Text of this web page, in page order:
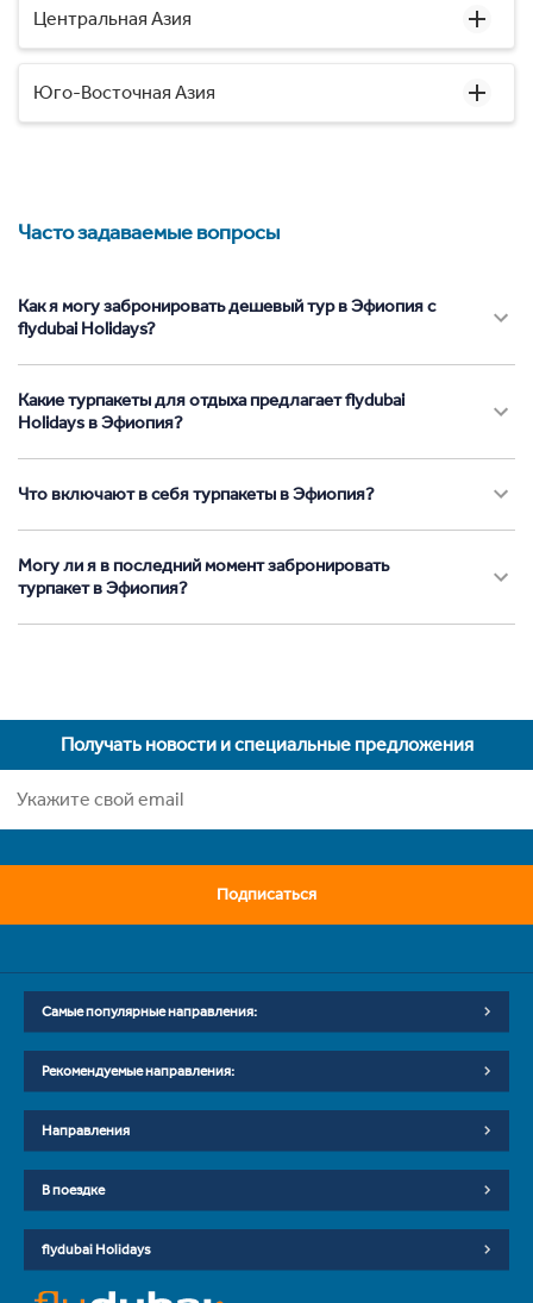
Центральная Азия
Юго-Восточная Азия
Часто задаваемые вопросы
Как я могу забронировать дешевый тур в Эфиопия с
flydubai Holidays?
Какие турпакеты для отдыха предлагает flydubai
Holidays в Эфиопия?
Что включают в себя турпакеты в Эфиопия?
Могу ли я в последний момент забронировать
турпакет в Эфиопия?
Получать новости и специальные предложения
Подписаться
Самые популярные направления:
Рекомендуемые направления:
Направления
В поездке
flydubai Holidays